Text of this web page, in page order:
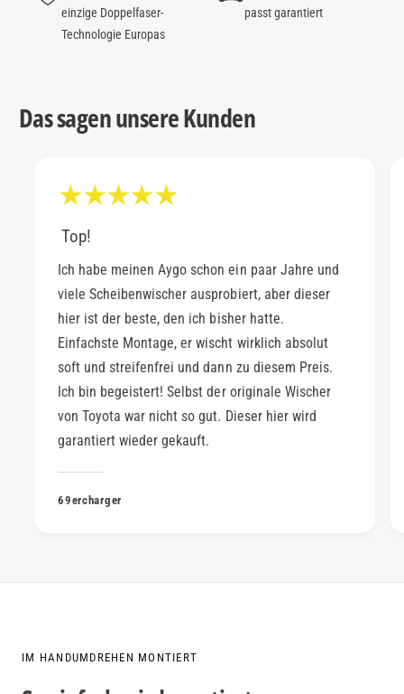
einzige Doppelfaser-
Technologie Europas
passt garantiert
Das sagen unsere Kunden
Top!
Ich habe meinen Aygo schon ein paar Jahre und
viele Scheibenwischer ausprobiert, aber dieser
hier ist der beste, den ich bisher hatte.
Einfachste Montage, er wischt wirklich absolut
soft und streifenfrei und dann zu diesem Preis.
Ich bin begeistert! Selbst der originale Wischer
von Toyota war nicht so gut. Dieser hier wird
garantiert wieder gekauft.
69ercharger
IM HANDUMDREHEN MONTIERT